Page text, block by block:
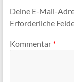
Deine E-Mail-
Erforderliche
Kommentar *